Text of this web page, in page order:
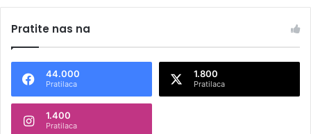
t
n
Pratite nas na
44.000
Pratilaca
1.800
Pratilaca
1.400
Pratilaca